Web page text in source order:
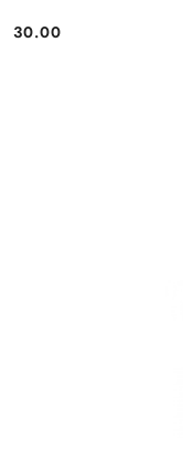
Cena:
30.00